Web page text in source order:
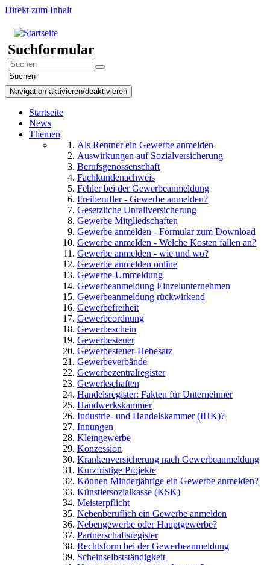
Direkt zum Inhalt
Suchformular
Suchen
Navigation aktivieren/deaktivieren
Startseite
News
Themen
Als Rentner ein Gewerbe anmelden
Auswirkungen auf Sozialversicherung
Berufsgenossenschaft
Fachkundenachweis
Fehler bei der Gewerbeanmeldung
Freiberufler - Gewerbe anmelden?
Gesetzliche Unfallversicherung
Gewerbe Mitgliedschaften
Gewerbe anmelden - Formular zum Download
Gewerbe anmelden - Welche Kosten fallen an?
Gewerbe anmelden - wie und wo?
Gewerbe anmelden online
Gewerbe-Ummeldung
Gewerbeanmeldung Einzelunternehmen
Gewerbeanmeldung rückwirkend
Gewerbefreiheit
Gewerbeordnung
Gewerbeschein
Gewerbesteuer
Gewerbesteuer-Hebesatz
Gewerbeverbände
Gewerbezentralregister
Gewerkschaften
Handelsregister: Fakten für Unternehmer
Handwerkskammer
Industrie- und Handelskammer (IHK)?
Innungen
Kleingewerbe
Konzession
Krankenversicherung nach Gewerbeanmeldung
Kurzfristige Projekte
Können Minderjährige ein Gewerbe anmelden?
Künstlersozialkasse (KSK)
Meisterpflicht
Nebenberuflich ein Gewerbe anmelden
Nebengewerbe oder Hauptgewerbe?
Partnerschaftsregister
Rechtsform bei der Gewerbeanmeldung
Scheinselbstständigkeit